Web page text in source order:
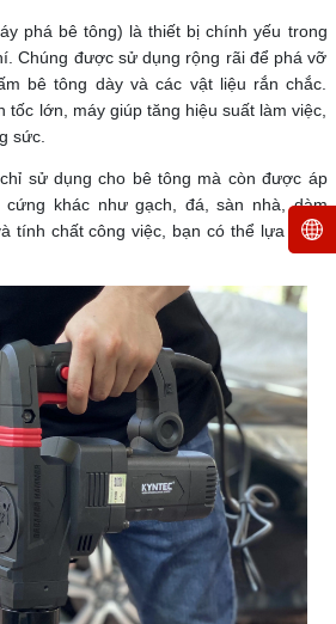
phá bê tông) là thiết bị chính yếu trong
Chúng được sử dụng rộng rãi để phá vỡ
bê tông dày và các vật liệu rắn chắc.
tốc lớn, máy giúp tăng hiệu suất làm việc,
sức.
sử dụng cho bê tông mà còn được áp
cứng khác như gạch, đá, sàn nhà, dàm
tính chất công việc, bạn có thể lựa chọn